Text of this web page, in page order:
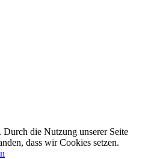
die Nutzung unserer Seite
dass wir Cookies setzen.